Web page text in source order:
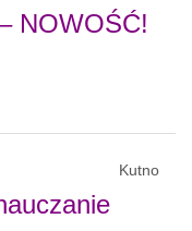
NOWOŚĆ!
Kutno